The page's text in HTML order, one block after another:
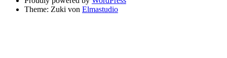
Theme: Zuki von Elmastudio